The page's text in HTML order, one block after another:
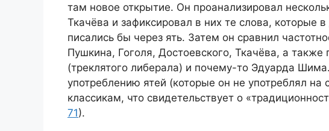
там новое открытие. Он проанализировал
Ткачёва и зафиксировал в них те слова, которые
писались бы через ять. Затем он сравнил
Пушкина, Гоголя, Достоевского, Ткачёва, а также
(треклятого либерала) и почему-то Эдуарда
употреблению ятей (которые он не употреблял
классикам, что свидетельствует о
71).